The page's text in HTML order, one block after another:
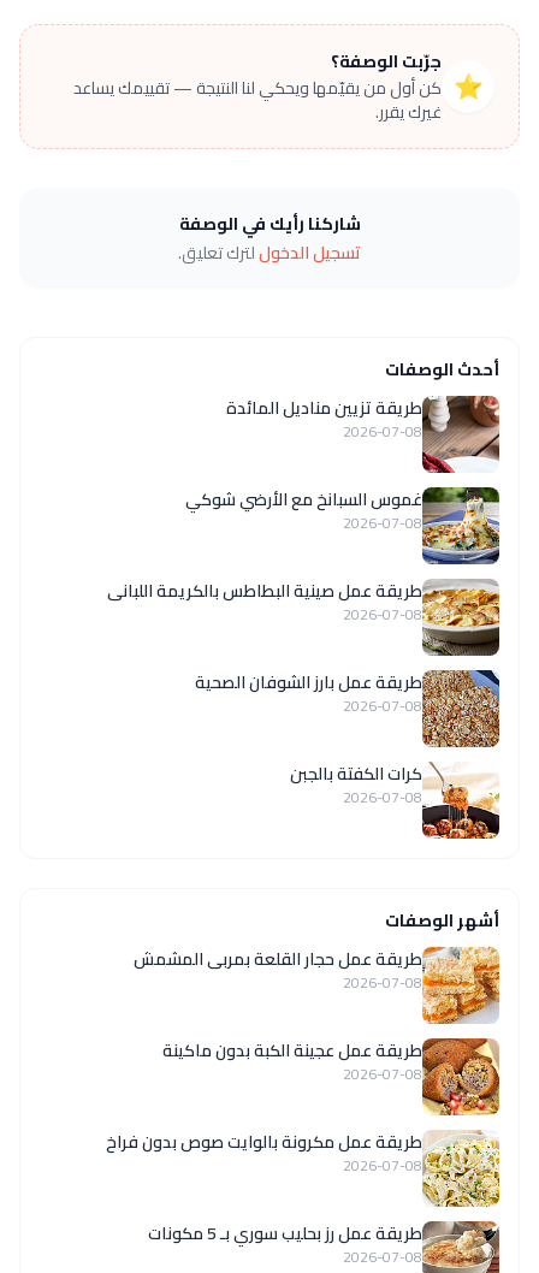
⭐
جرّبت الوصفة؟
كن أول من يقيّمها ويحكي لنا النتيجة — تقييمك يساعد
غيرك يقرر.
شاركنا رأيك في الوصفة
تسجيل الدخوللترك تعليق.
أحدث الوصفات
طريقة تزيين مناديل المائدة
2026-07-08
غموس السبانخ مع الأرضي شوكي
2026-07-08
طريقة عمل صينية البطاطس بالكريمة اللبانى
2026-07-08
طريقة عمل بارز الشوفان الصحية
2026-07-08
كرات الكفتة بالجبن
2026-07-08
أشهر الوصفات
طريقة عمل حجار القلعة بمربى المشمش
2026-07-08
طريقة عمل عجينة الكبة بدون ماكينة
2026-07-08
طريقة عمل مكرونة بالوايت صوص بدون فراخ
2026-07-08
طريقة عمل رز بحليب سوري بـ 5 مكونات
2026-07-08